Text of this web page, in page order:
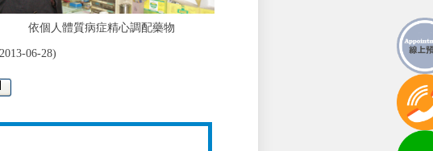
依個人體質病症精心調配藥物
06-28)